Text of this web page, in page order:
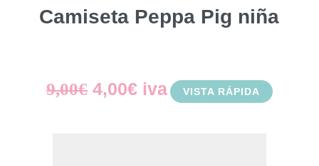
Camiseta Peppa Pig niña
9,00€ El
4,00€Eliva VISTA RÁPIDA